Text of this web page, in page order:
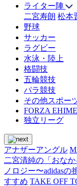
ライター陣
二宮寿朗 松本
野球
サッカー
ラグビー
水泳・陸上
格闘技
五輪競技
パラ競技
その他スポー
FORZA EHIME
独立リーグ
アナザーアングル
二宮清純の「おな
ノロジー〜adidasの
すすめ TAKE OFF